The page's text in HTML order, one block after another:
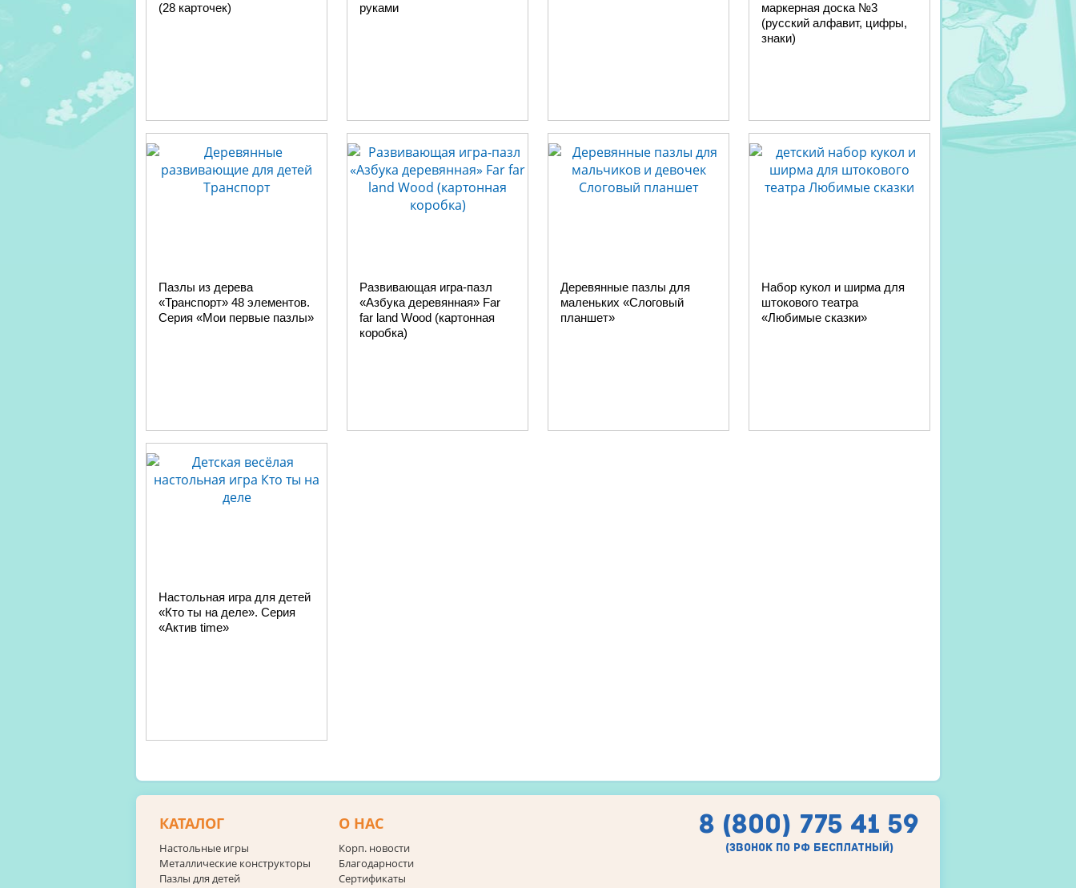
(28 карточек)
руками
маркерная доска №3
(русский алфавит, цифры,
знаки)
Пазлы из дерева
«Транспорт» 48 элементов.
Серия «Мои первые пазлы»
Развивающая игра-пазл
«Азбука деревянная» Far
far land Wood (картонная
коробка)
Деревянные пазлы для
маленьких «Слоговый
планшет»
Набор кукол и ширма для
штокового театра
«Любимые сказки»
Настольная игра для детей
«Кто ты на деле». Серия
«Актив time»
КАТАЛОГ
Настольные игры
Металлические конструкторы
Пазлы для детей
О НАС
Корп. новости
Благодарности
Сертификаты
8 (800) 775 41 59
(звонок по рф бесплатный)